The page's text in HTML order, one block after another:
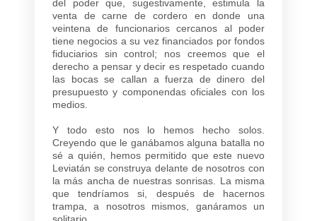
del poder que, sugestivamente, estimula la
venta de carne de cordero en donde una
veintena de funcionarios cercanos al poder
tiene negocios a su vez financiados por fondos
fiduciarios sin control; nos creemos que el
derecho a pensar y decir es respetado cuando
las bocas se callan a fuerza de dinero del
presupuesto y componendas oficiales con los
medios.
Y todo esto nos lo hemos hecho solos.
Creyendo que le ganábamos alguna batalla no
sé a quién, hemos permitido que este nuevo
Leviatán se construya delante de nosotros con
la más ancha de nuestras sonrisas. La misma
que tendríamos si, después de hacernos
trampa, a nosotros mismos, ganáramos un
solitario.